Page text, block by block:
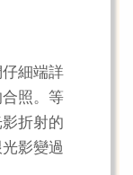
細端詳
照。等
折射的
影變過